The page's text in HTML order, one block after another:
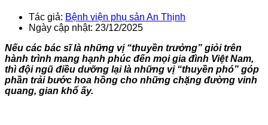
Tác giả: Bệnh viện phụ sản An Thịnh
Ngày cập nhật: 23/12/2025
Nếu các bác sĩ là những vị “thuyền trưởng” giỏi trên
hành trình mang hạnh phúc đến mọi gia đình Việt Nam,
thì đội ngũ điều dưỡng lại là những vị “thuyền phó” góp
phần trải bước hoa hồng cho những chặng đường vinh
quang, gian khổ ấy.